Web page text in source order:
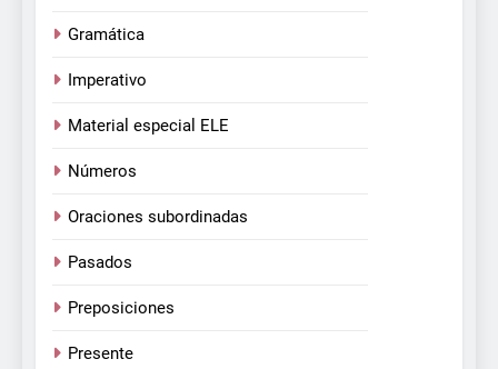
Gramática
Imperativo
Material especial ELE
Números
Oraciones subordinadas
Pasados
Preposiciones
Presente